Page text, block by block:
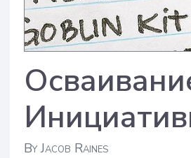
By Jacob Raines